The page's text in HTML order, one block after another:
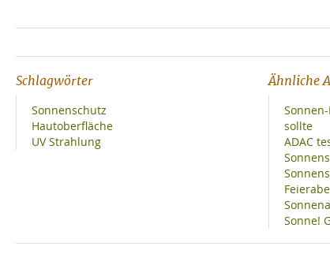
Schlagwörter
Sonnenschutz
Hautoberfläche
UV Strahlung
Ähnliche
sollte
ADAC
Sonne!